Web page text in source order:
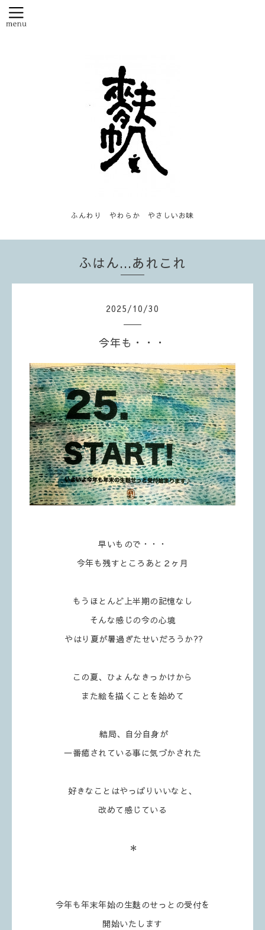
ふんわり やわらか やさしいお味
ふはん...あれこれ
2025/10/30
今年も・・・
早いもので・・・
今年も残すところあと２ヶ月
もうほとんど上半期の記憶なし
そんな感じの今の心境
やはり夏が暑過ぎたせいだろうか??
この夏、ひょんなきっかけから
また絵を描くことを始めて
結局、自分自身が
一番癒されている事に気づかされた
好きなことはやっぱりいいなと、
改めて感じている
＊
今年も年末年始の生麩のせっとの受付を
開始いたします